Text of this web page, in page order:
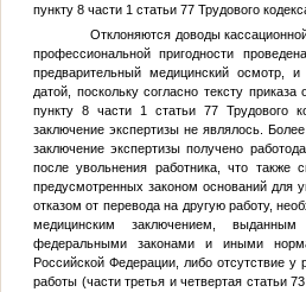
пункту 8 части 1 статьи 77 Трудового
Отклоняются доводы
профессиональной пригодности
предварительный медицинский осмотр,
датой, поскольку согласно тексту
пункту 8 части 1 статьи 77 Трудового
заключение экспертизы не являлось.
заключение экспертизы получено
после увольнения работника, что также
предусмотренных законом оснований для
отказом от перевода на другую работу,
медицинским заключением,
федеральными законами и иными
Российской Федерации, либо отсутствие у
работы (части третья и четвертая статьи